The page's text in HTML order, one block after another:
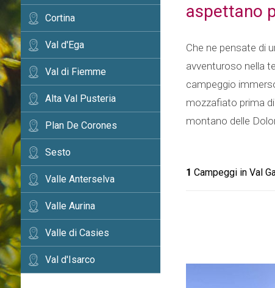
Cortina
Val d'Ega
Val di Fiemme
Alta Val Pusteria
Plan De Corones
Sesto
Valle Anterselva
Valle Aurina
Valle di Casies
Val d'Isarco
aspettano
Che ne pensate di
avventuroso nella
campeggio
mozzafiato prima
montano delle
1 Campeggi in Val